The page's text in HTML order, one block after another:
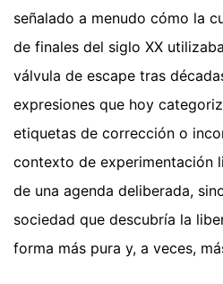
señalado a menudo cómo la
de finales del siglo XX
válvula de escape tras
expresiones que hoy
etiquetas de corrección o
contexto de experimentación
de una agenda deliberada,
sociedad que descubría la
forma más pura y, a veces,